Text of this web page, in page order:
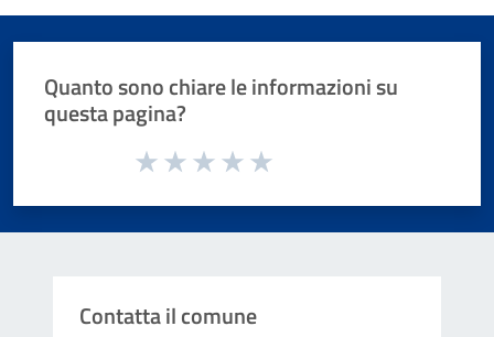
Quanto sono chiare le informazioni su
questa pagina?
Valuta da 1 a 5 stelle la pagina
Contatta il comune